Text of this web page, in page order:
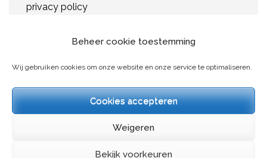
Beheer cookie toestemming
Wij gebruiken cookies om onze website en onze service te optimaliseren.
Cookies accepteren
Weigeren
Bekijk voorkeuren
privacy policy
Amnesty Gouda
Activiteiten
Help mee!
Nieuws